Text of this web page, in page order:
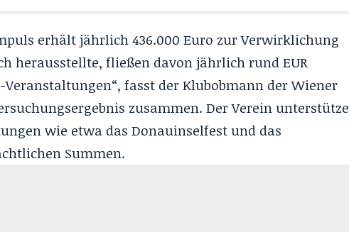
erhält jährlich 436.000 Euro zur Verwirklichung
herausstellte, fließen davon jährlich rund EUR
Veranstaltungen“, fasst der Klubobmann der Wiener
zusammen. Der Verein unterstütze
wie etwa das Donauinselfest und das
Summen.